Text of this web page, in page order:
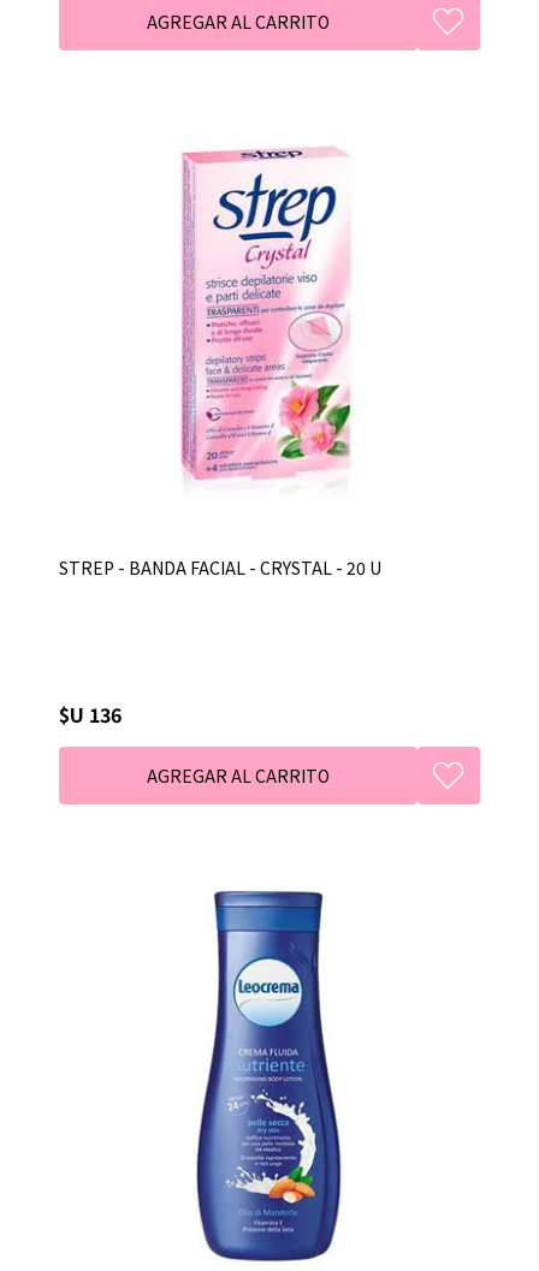
STREP - BANDA FACIAL - CRYSTAL - 20 U
$U 136